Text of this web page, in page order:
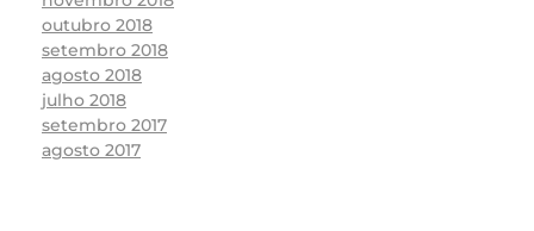
outubro 2018
setembro 2018
agosto 2018
julho 2018
setembro 2017
agosto 2017